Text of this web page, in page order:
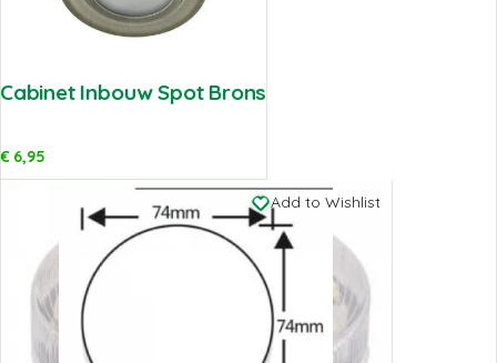
Cabinet Inbouw Spot Brons
€6,95
Add to Wishlist